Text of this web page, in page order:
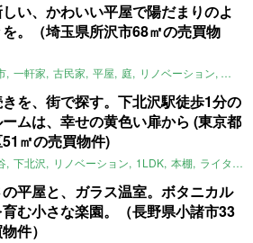
い、かわいい平屋で陽だまりのよ
。（埼玉県所沢市68㎡の売買物
一軒家 古民家 平屋 庭 リノベーション アメ
を、街で探す。下北沢駅徒歩1分の
ームは、幸せの黄色い扉から (東京都
㎡の売買物件)
下北沢 リノベーション 1LDK 本棚 ライター：ほしりょうこ
平屋と、ガラス温室。ボタニカル
む小さな楽園。（長野県小諸市33
件）